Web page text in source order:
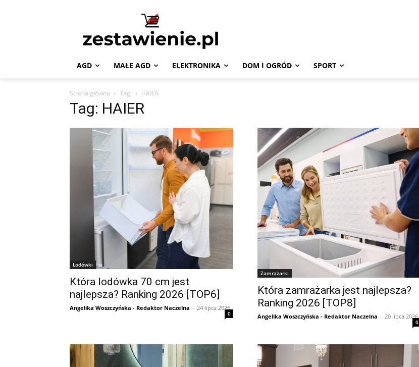
AGD MAŁE AGD ELEKTRONIKA DOM I OGRÓD SPORT
Strona główna Tagi HAIER
Tag: HAIER
Lodówki
Która lodówka 70 cm jest
najlepsza? Ranking 2026 [TOP6]
Angelika Woszczyńska - Redaktor Naczelna - 24 lipca 2026
0
Zamrażarki
Która zamrażarka jest najlepsza?
Ranking 2026 [TOP8]
Angelika Woszczyńska - Redaktor Naczelna - 20 lipca 2026
0